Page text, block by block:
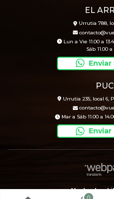
EL
Urrutia 788,
Lun a Vie 11.00 a
Sáb 11.00
Urrutia 235, local 6,
Mar a Sáb 11.00 a
Vuelan Los
0